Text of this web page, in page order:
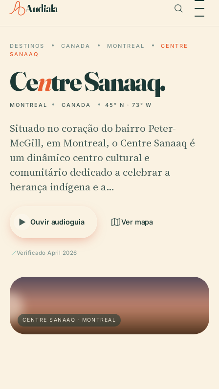
Audiala
DESTINOS CANADA MONTREAL
CENTRE
SANAAQ
Centre Sanaaq.
MONTREAL CANADA 45° N · 73° W
Situado no coração do bairro Peter-
McGill, em Montreal, o Centre Sanaaq é
um dinâmico centro cultural e
comunitário dedicado a celebrar a
herança indígena e a…
Ouvir audioguia Ver mapa
Verificado April 2026
CENTRE SANAAQ · MONTREAL